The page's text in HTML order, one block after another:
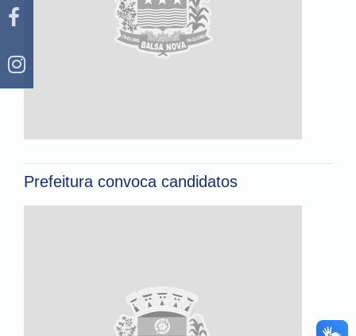
Prefeitura convoca candidatos